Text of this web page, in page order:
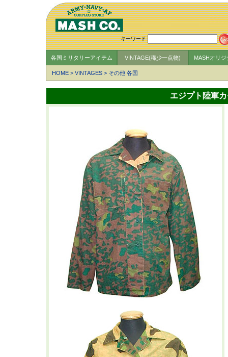
キーワード
各国ミリタリーアイテム VINTAGE(稀少一点物) MASHオリ
HOME > VINTAGES > その他 各国
エジプト陸軍